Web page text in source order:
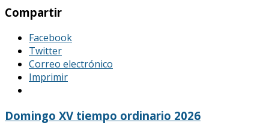
Compartir
Facebook
Twitter
Correo electrónico
Imprimir
Domingo XV tiempo ordinario 2026